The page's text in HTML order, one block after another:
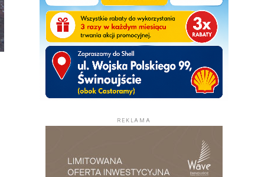
REKLAMA